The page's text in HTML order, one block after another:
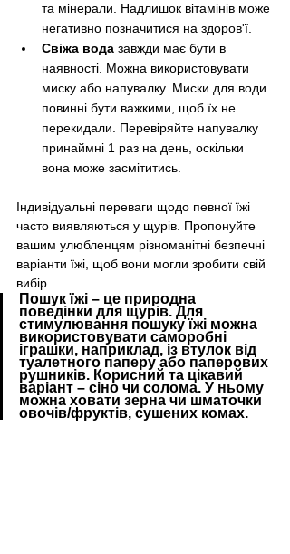
та мінерали. Надлишок вітамінів може
негативно позначитися на здоров'ї.
Свіжа вода завжди має бути в
наявності. Можна використовувати
миску або напувалку. Миски для води
повинні бути важкими, щоб їх не
перекидали. Перевіряйте напувалку
принаймні 1 раз на день, оскільки
вона може засмітитись.
Індивідуальні переваги щодо певної їжі
часто виявляються у щурів. Пропонуйте
вашим улюбленцям різноманітні безпечні
варіанти їжі, щоб вони могли зробити свій
вибір.
Пошук їжі – це природна
поведінки для щурів. Для
стимулювання пошуку їжі можна
використовувати саморобні
іграшки, наприклад, із втулок від
туалетного паперу або паперових
рушників. Корисний та цікавий
варіант – сіно чи солома. У ньому
можна ховати зерна чи шматочки
овочів/фруктів, сушених комах.